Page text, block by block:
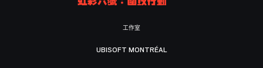
工作室
UBISOFT MONTRÉAL